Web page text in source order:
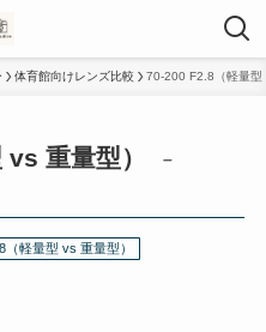
体育館向けレンズ比較 70-200 F2.8（軽量型
重量型）
–
（軽量型 vs 重量型）